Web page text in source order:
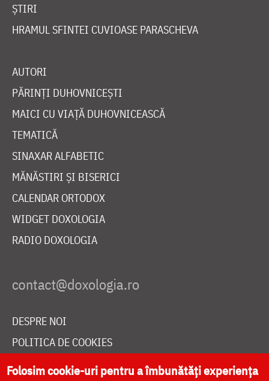
ȘTIRI
HRAMUL SFINTEI CUVIOASE PARASCHEVA
AUTORI
PĂRINȚI DUHOVNICEȘTI
MAICI CU VIAȚĂ DUHOVNICEASCĂ
TEMATICĂ
SINAXAR ALFABETIC
MĂNĂSTIRI ȘI BISERICI
CALENDAR ORTODOX
WIDGET DOXOLOGIA
RADIO DOXOLOGIA
DESPRE NOI
POLITICA DE COOKIES
DONEAZĂ ONLINE PENTRU CATEDRALA NAȚIONALĂ
Folosim cookie-uri pentru a îmbunătăți experiența